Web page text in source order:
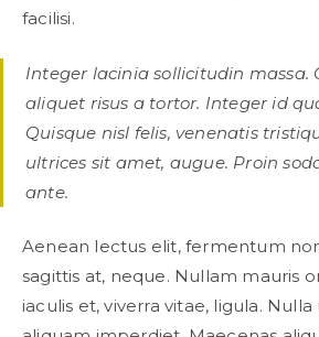
facilisi.
Integer lacinia sollicitudin massa.
aliquet risus a tortor. Integer id
Quisque nisl felis, venenatis
ultrices sit amet, augue. Proin
ante.
Aenean lectus elit, fermentum
sagittis at, neque. Nullam mauris
iaculis et, viverra vitae, ligula.